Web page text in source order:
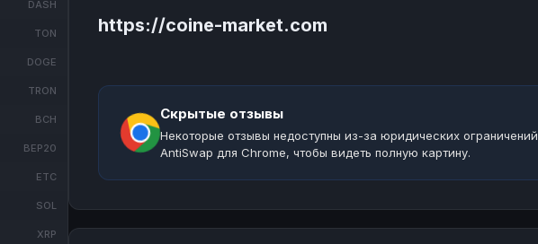
DASH
TON
DOGE
TRON
BCH
BEP20
ETC
SOL
XRP
https://coine-market.com
Скрытые отзывы
Некоторые отзывы недоступны из-за юридических
AntiSwap для Chrome, чтобы видеть полную картину.